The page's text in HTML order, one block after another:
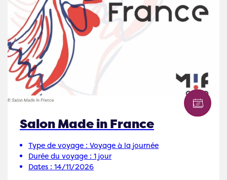
Salon Made in France
Type de voyage : Voyage à la journée
Durée du voyage : 1 jour
Dates : 14/11/2026